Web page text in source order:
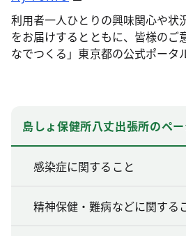
利用者一人ひとりの興味関心や状
をお届けするとともに、皆様のご
なでつくる」東京都の公式ポータ
島しょ保健所八丈出張所のペ
感染症に関すること
精神保健・難病などに関する